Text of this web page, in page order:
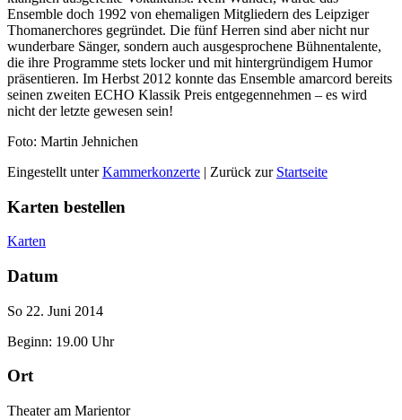
Ensemble doch 1992 von ehemaligen Mitgliedern des Leipziger
Thomanerchores gegründet. Die fünf Herren sind aber nicht nur
wunderbare Sänger, sondern auch ausgesprochene Bühnen­talente,
die ihre Programme stets locker und mit hintergründigem Humor
präsentieren. Im Herbst 2012 konnte das Ensemble amarcord bereits
seinen zweiten ECHO Klassik Preis entgegennehmen – es wird
nicht der letzte gewesen sein!
Foto: Martin Jehnichen
Eingestellt unterKammerkonzerte | Zurück zur Startseite
Karten bestellen
Karten
Datum
So 22. Juni 2014
Beginn: 19.00 Uhr
Ort
Theater am Marientor